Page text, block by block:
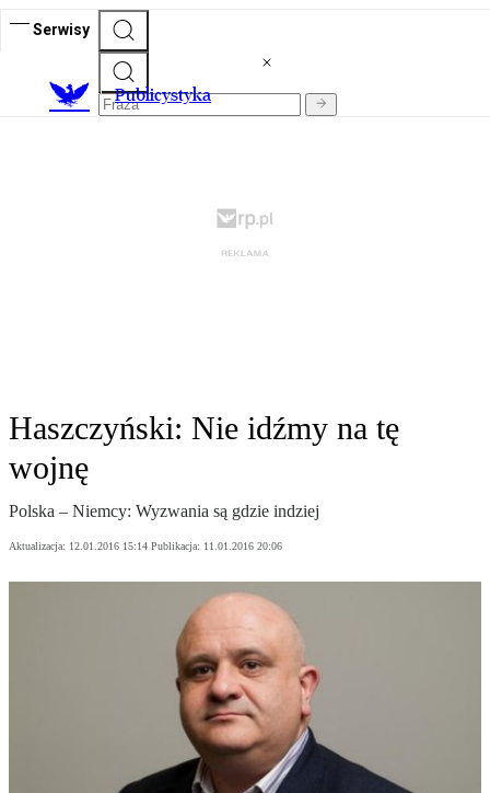
Serwisy
Publicystyka
Haszczyński: Nie idźmy na tę
wojnę
Polska – Niemcy: Wyzwania są gdzie indziej
Aktualizacja: 12.01.2016 15:14 Publikacja: 11.01.2016 20:06